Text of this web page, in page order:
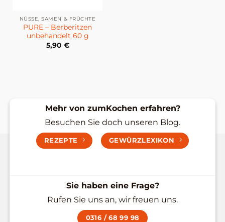
NÜSSE, SAMEN & FRÜCHTE
PURE – Berberitzen
unbehandelt 60 g
5,90 €
Mehr von zumKochen erfahren?
Besuchen Sie doch unseren Blog.
REZEPTE GEWÜRZLEXIKON
Sie haben eine Frage?
Rufen Sie uns an, wir freuen uns.
0316 / 68 99 98